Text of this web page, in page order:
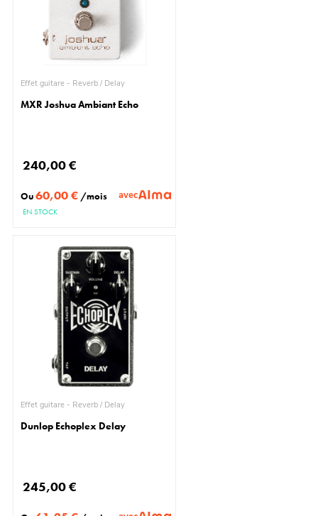
Effet guitare - Reverb / Delay
MXR Joshua Ambiant Echo
240,00 €
Ou60,00 € /mois avec
EN STOCK
Effet guitare - Reverb / Delay
Dunlop Echoplex Delay
245,00 €